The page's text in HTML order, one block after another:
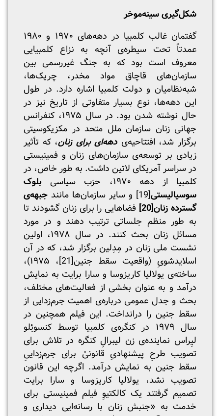
شکل‌گیری سینه‌موخر
گفتمان غالب کلمبیا در دهه‌های ۱۹۷۰ و ۱۹۸۰
عمدتاً تحت سیطره‌ی آنچه به نزاع کلمبیایی
معروف است بود که به جنگ غیررسمی بین
سازمان‌های قاچاق مواد مخدر، چریک‌ها،
شبه‌نظامیان و دولت کلمبیا اشاره دارد. در طول
این دهه‌ها، نوع بسیار متفاوتی از تاریخ نیز در
حال نوشته ‌شدن بود. در سال ۱۹۷۵، کنفرانس
جهانی زنان سازمان ملل متحد در مکزیکوسیتی
برگزار شد، افتتاحیه‌ی دهه‌ای برای زنان، که تأثیر
زیادی بر توسعه‌ی سازمان‌های زنان و فمینیستی
در سراسر آمریکای لاتین داشت. به طور خاص، در
کلمبیا از دهه ۱۹۷۰، حزب سیاسی
بلوک
سوسیالیستی[19] و سایر سازمان‌ها مانند جبهه‌ی
گسترده زنان[20]
فضاهایی را برای زنان گشودند تا
به طور منظم جلساتی ترتیب دهند و در مورد
مسائل زنان بحث کنند. در سال ۱۹۷۸، اولین
نشست ملی زنان در مِدِلین برگزار شد، که در آن
اسلایدشویِ (واقعیت سقط جنین[21]
، ۱۹۷۵)،
ساخته‌ی یولالیا کاریزوسا و سارا برایت به نمایش
درآمد و به عنوان بخشی از فعالیت‌های مختلف،
بحث و جدل عمومی درباره‌ی اهمیت جرم‌زدایی از
سقط جنین را در‌انداخت. این فیلم همچنین در
سال ۱۹۷۹ در کنگره‌ی کلمبیا توسط کنسوئِلو
لیِراس نماینده‌ی زن لیبرالِ کنگره در تلاش برای
تصویب طرحِ پیشنهادیِ قانونیْ برای جرم‌زداییِ
سقط جنین به نمایش درآمد. اگرچه این قانون
تصویب نشد، یولالیا کاریزوسا و سارا برایت
تصمیم گرفتند یک کالکتیوِ فیلم ‌فمینیستی برای
خدمت به «جنبش زنان با رسانه‌ایی دیداری و